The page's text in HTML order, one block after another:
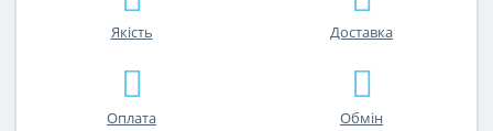
Якість Доставка
Оплата Обмін